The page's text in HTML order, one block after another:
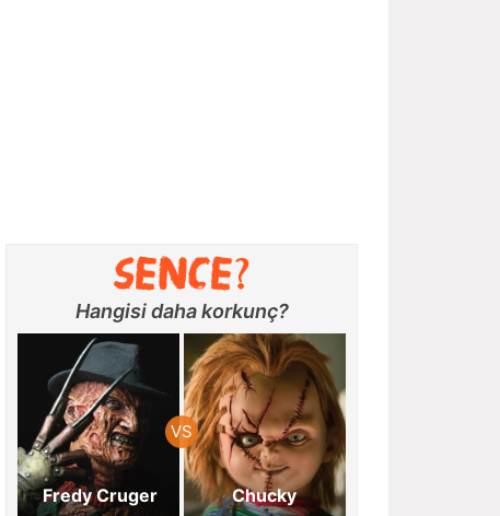
Hangisi daha korkunç?
Fredy Cruger Chucky